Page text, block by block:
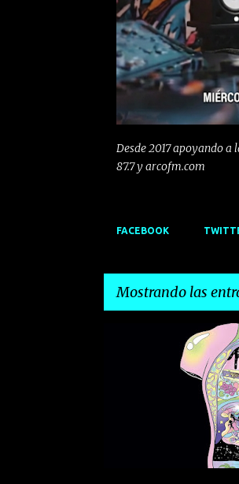
Desde 2017 apoyando a
87.7 y arcofm.com
FACEBOOK
Mostrando las
INDIE LA